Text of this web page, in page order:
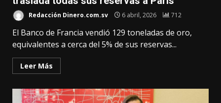
Redacción Dinero.com.sv 6 abril, 2026 712
El Banco de Francia vendió 129 toneladas de oro,
equivalentes a cerca del 5% de sus reservas...
Leer Más